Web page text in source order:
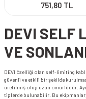
751,80 TL
DEVI SELF
VE
DEVI özelliği olan self-limiting
güvenli ve etkili bir şekilde
üretilmiş olup uzun ömürlüdür.
tiplerde bulunabilir. Bu